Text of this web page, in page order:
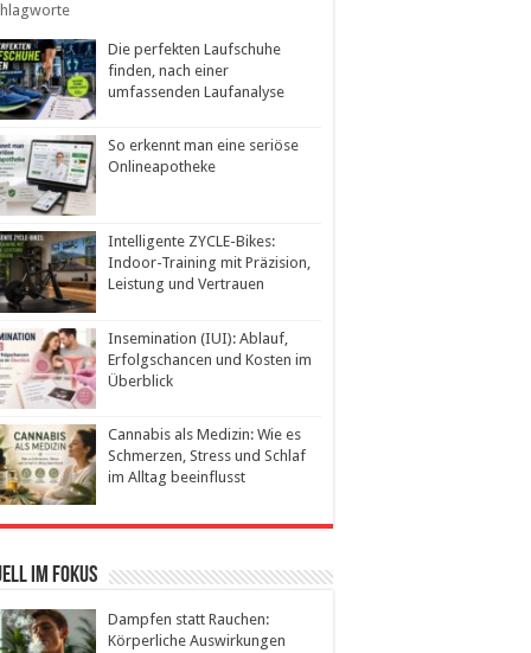
Die perfekten Laufschuhe
finden, nach einer
umfassenden Laufanalyse
So erkennt man eine seriöse
Onlineapotheke
Intelligente ZYCLE-Bikes:
Indoor-Training mit Präzision,
Leistung und Vertrauen
Insemination (IUI): Ablauf,
Erfolgschancen und Kosten im
Überblick
Cannabis als Medizin: Wie es
Schmerzen, Stress und Schlaf
im Alltag beeinflusst
im Fokus
Dampfen statt Rauchen:
Körperliche Auswirkungen